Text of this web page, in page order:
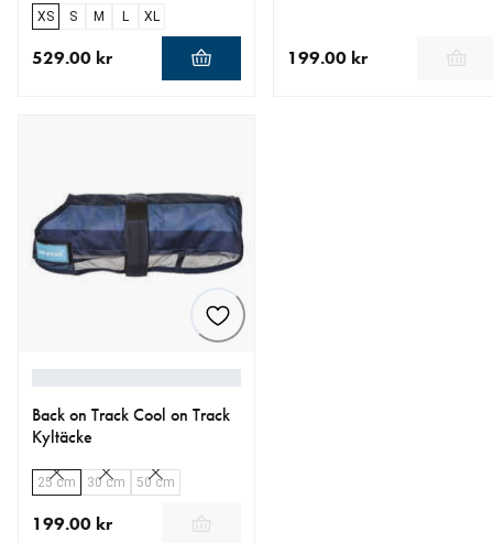
XS S M L XL
529.00 kr 199.00 kr
Back on Track Cool on Track
Kyltäcke
25 cm 30 cm 50 cm
199.00 kr